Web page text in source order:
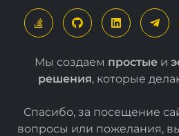
Мы создаем простые и
решения, которые
Спасибо, за посещение
вопросы или пожелания,